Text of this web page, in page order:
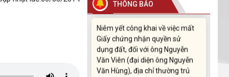
THÔNG BÁO
Niêm yết công khai về việc mất
Giấy chứng nhận quyền sử
dụng đất, đối với ông Nguyễn
Văn Viên (đại diện ông Nguyễn
Văn Hùng), địa chỉ thường trú
tại: Thôn 3 Quảng Điền, xã
Krông Ana, tỉnh Đắk Lắk